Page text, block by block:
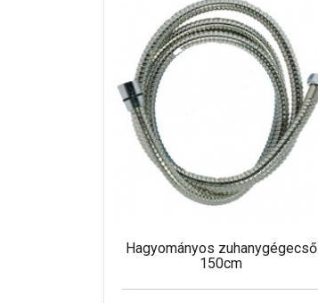
Hagyományos zuhanygégecső
150cm